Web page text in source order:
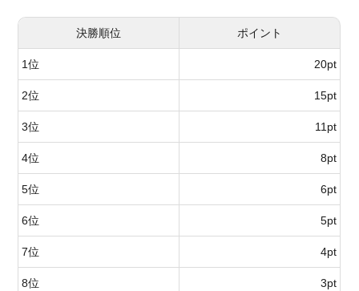
決勝順位 ポイント
1位 20pt
2位 15pt
3位 11pt
4位 8pt
5位 6pt
6位 5pt
7位 4pt
8位 3pt